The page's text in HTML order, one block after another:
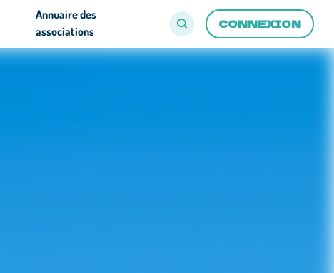
CONNEXION
Annuaire des
associations